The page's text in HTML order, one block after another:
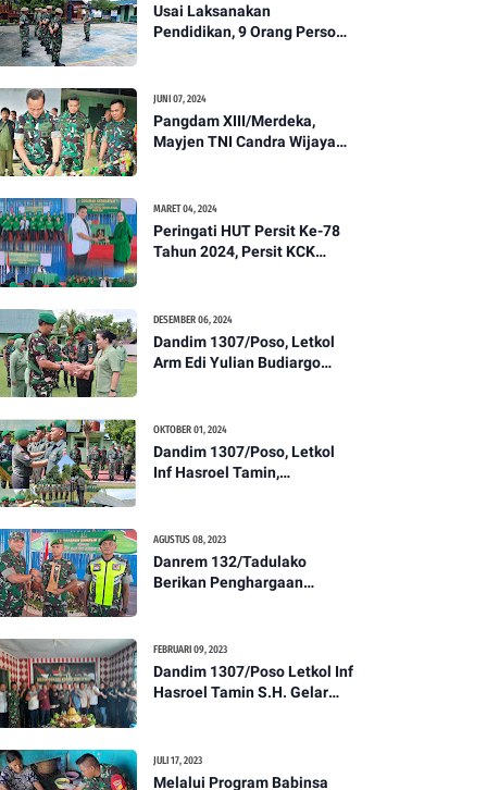
Usai Laksanakan
Pendidikan, 9 Orang Personil
Ikuti Apel Pagi Dan
Pengecekan
JUNI 07, 2024
Pangdam XIII/Merdeka,
Mayjen TNI Candra Wijaya
MARET 04, 2024
Peringati HUT Persit Ke-78
Tahun 2024, Persit KCK
Kesehatan Tentang
Pencegahan DBD
DESEMBER 06, 2024
Dandim 1307/Poso, Letkol
Arm Edi Yulian Budiargo
1307/Poso
OKTOBER 01, 2024
Dandim 1307/Poso, Letkol
Inf Hasroel Tamin,
Kenaikan Pangkat Personel
Kodim 1307/Poso
AGUSTUS 08, 2023
Danrem 132/Tadulako
Berikan Penghargaan
FEBRUARI 09, 2023
Dandim 1307/Poso Letkol Inf
Hasroel Tamin S.H. Gelar
Tahun 2023
JULI 17, 2023
Melalui Program Babinsa